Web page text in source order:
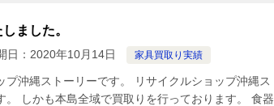
ました。
日： 2020年10月14日 家具買取り実績
プ沖縄ストーリーです。 リサイクルショップ沖縄ス
。 しかも本島全域で買取りを行っております。 食器